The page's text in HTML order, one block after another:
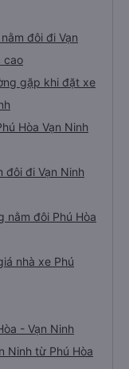
đôi đi Vạn
cao
gặp khi đặt xe
Hòa Vạn Ninh
đôi đi Vạn Ninh
nằm đôi Phú Hòa
nhà xe Phú
- Vạn Ninh
Ninh từ Phú Hòa